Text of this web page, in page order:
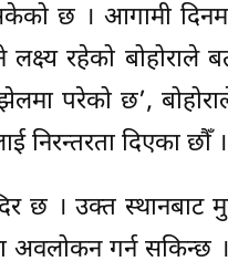
छ । आगामी
रहेको बोहोराले
परेको छ’,
निरन्तरता दिएका छौँ
छ । उक्त स्थानबाट
गर्न सकिन्छ ।